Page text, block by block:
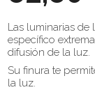
Las luminarias de
específico
difusión de la luz.
Su finura te
la luz.